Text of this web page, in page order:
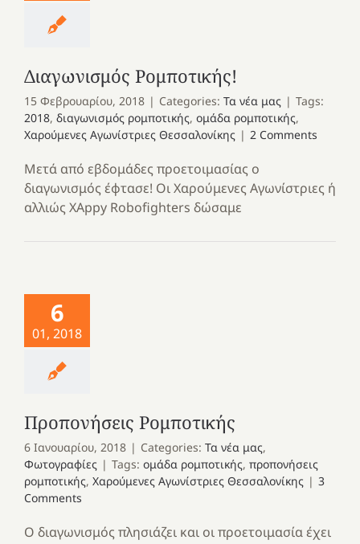
Διαγωνισμός Ρομποτικής!
15 Φεβρουαρίου, 2018 | Categories: Τα νέα μας | Tags:
2018, διαγωνισμός ρομποτικής, ομάδα ρομποτικής,
Χαρούμενες Αγωνίστριες Θεσσαλονίκης | 2 Comments
Μετά από εβδομάδες προετοιμασίας ο
διαγωνισμός έφτασε! Οι Χαρούμενες Αγωνίστριες ή
αλλιώς ΧΑppy Robofighters δώσαμε
6
01, 2018
Προπονήσεις Ρομποτικής
6 Ιανουαρίου, 2018 | Categories: Τα νέα μας,
Φωτογραφίες | Tags: ομάδα ρομποτικής, προπονήσεις
ρομποτικής, Χαρούμενες Αγωνίστριες Θεσσαλονίκης | 3
Comments
Ο διαγωνισμός πλησιάζει και οι προετοιμασία έχει